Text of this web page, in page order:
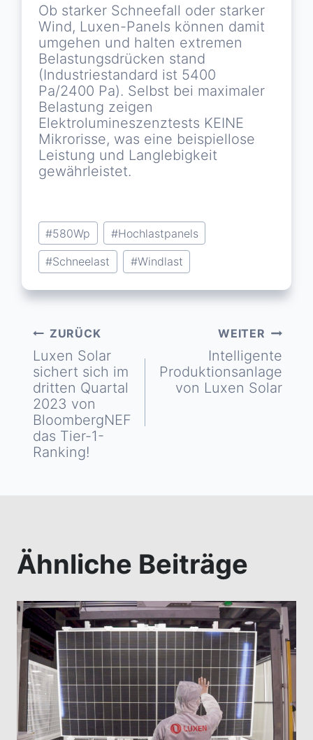
Ob starker Schneefall oder starker
Wind, Luxen-Panels können damit
umgehen und halten extremen
Belastungsdrücken stand
(Industriestandard ist 5400
Pa/2400 Pa). Selbst bei maximaler
Belastung zeigen
Elektrolumineszenztests KEINE
Mikrorisse, was eine beispiellose
Leistung und Langlebigkeit
gewährleistet.
Schlagworte:
#580Wp #Hochlastpanels
#Schneelast #Windlast
Beitragsnavigation
ZURÜCK
Luxen Solar
sichert sich im
dritten Quartal
2023 von
BloombergNEF
das Tier-1-
Ranking!
WEITER
Intelligente
Produktionsanlage
von Luxen Solar
Ähnliche Beiträge